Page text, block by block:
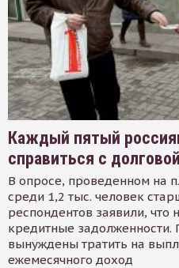
Каждый пятый
справиться с
В опросе, проведенном на
среди 1,2 тыс. человек
респондентов заявили, что
кредитные
вынуждены тратить на
ежемесячного доход